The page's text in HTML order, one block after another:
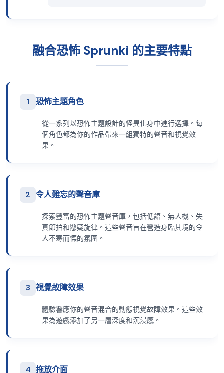
融合恐怖 Sprunki 的主要特點
1 恐怖主題角色
從一系列以恐怖主題設計的怪異化身中進行選擇。每
個角色都為你的作品帶來一組獨特的聲音和視覺效
果。
2 令人難忘的聲音庫
探索豐富的恐怖主題聲音庫，包括低語、無人機、失
真節拍和懸疑旋律。這些聲音旨在營造身臨其境的令
人不寒而慄的氛圍。
3 視覺故障效果
體驗響應你的聲音混合的動態視覺故障效果。這些效
果為遊戲添加了另一層深度和沉浸感。
4 拖放介面